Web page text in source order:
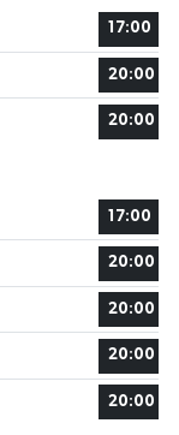
17:00
20:00
20:00
17:00
20:00
20:00
20:00
20:00